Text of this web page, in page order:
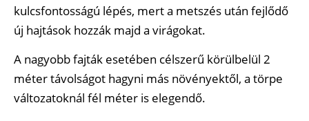
kulcsfontosságú lépés, mert a metszés után fejlődő
új hajtások hozzák majd a virágokat.
A nagyobb fajták esetében célszerű körülbelül 2
méter távolságot hagyni más növényektől, a törpe
változatoknál fél méter is elegendő.